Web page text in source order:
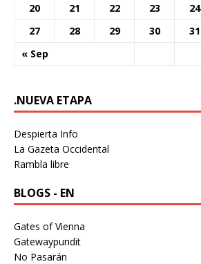
« Sep
20
21 22 23 24
27
28 29 30 31
.NUEVA ETAPA
Despierta Info
La Gazeta Occidental
Rambla libre
BLOGS - EN
Gates of Vienna
Gatewaypundit
No Pasarán